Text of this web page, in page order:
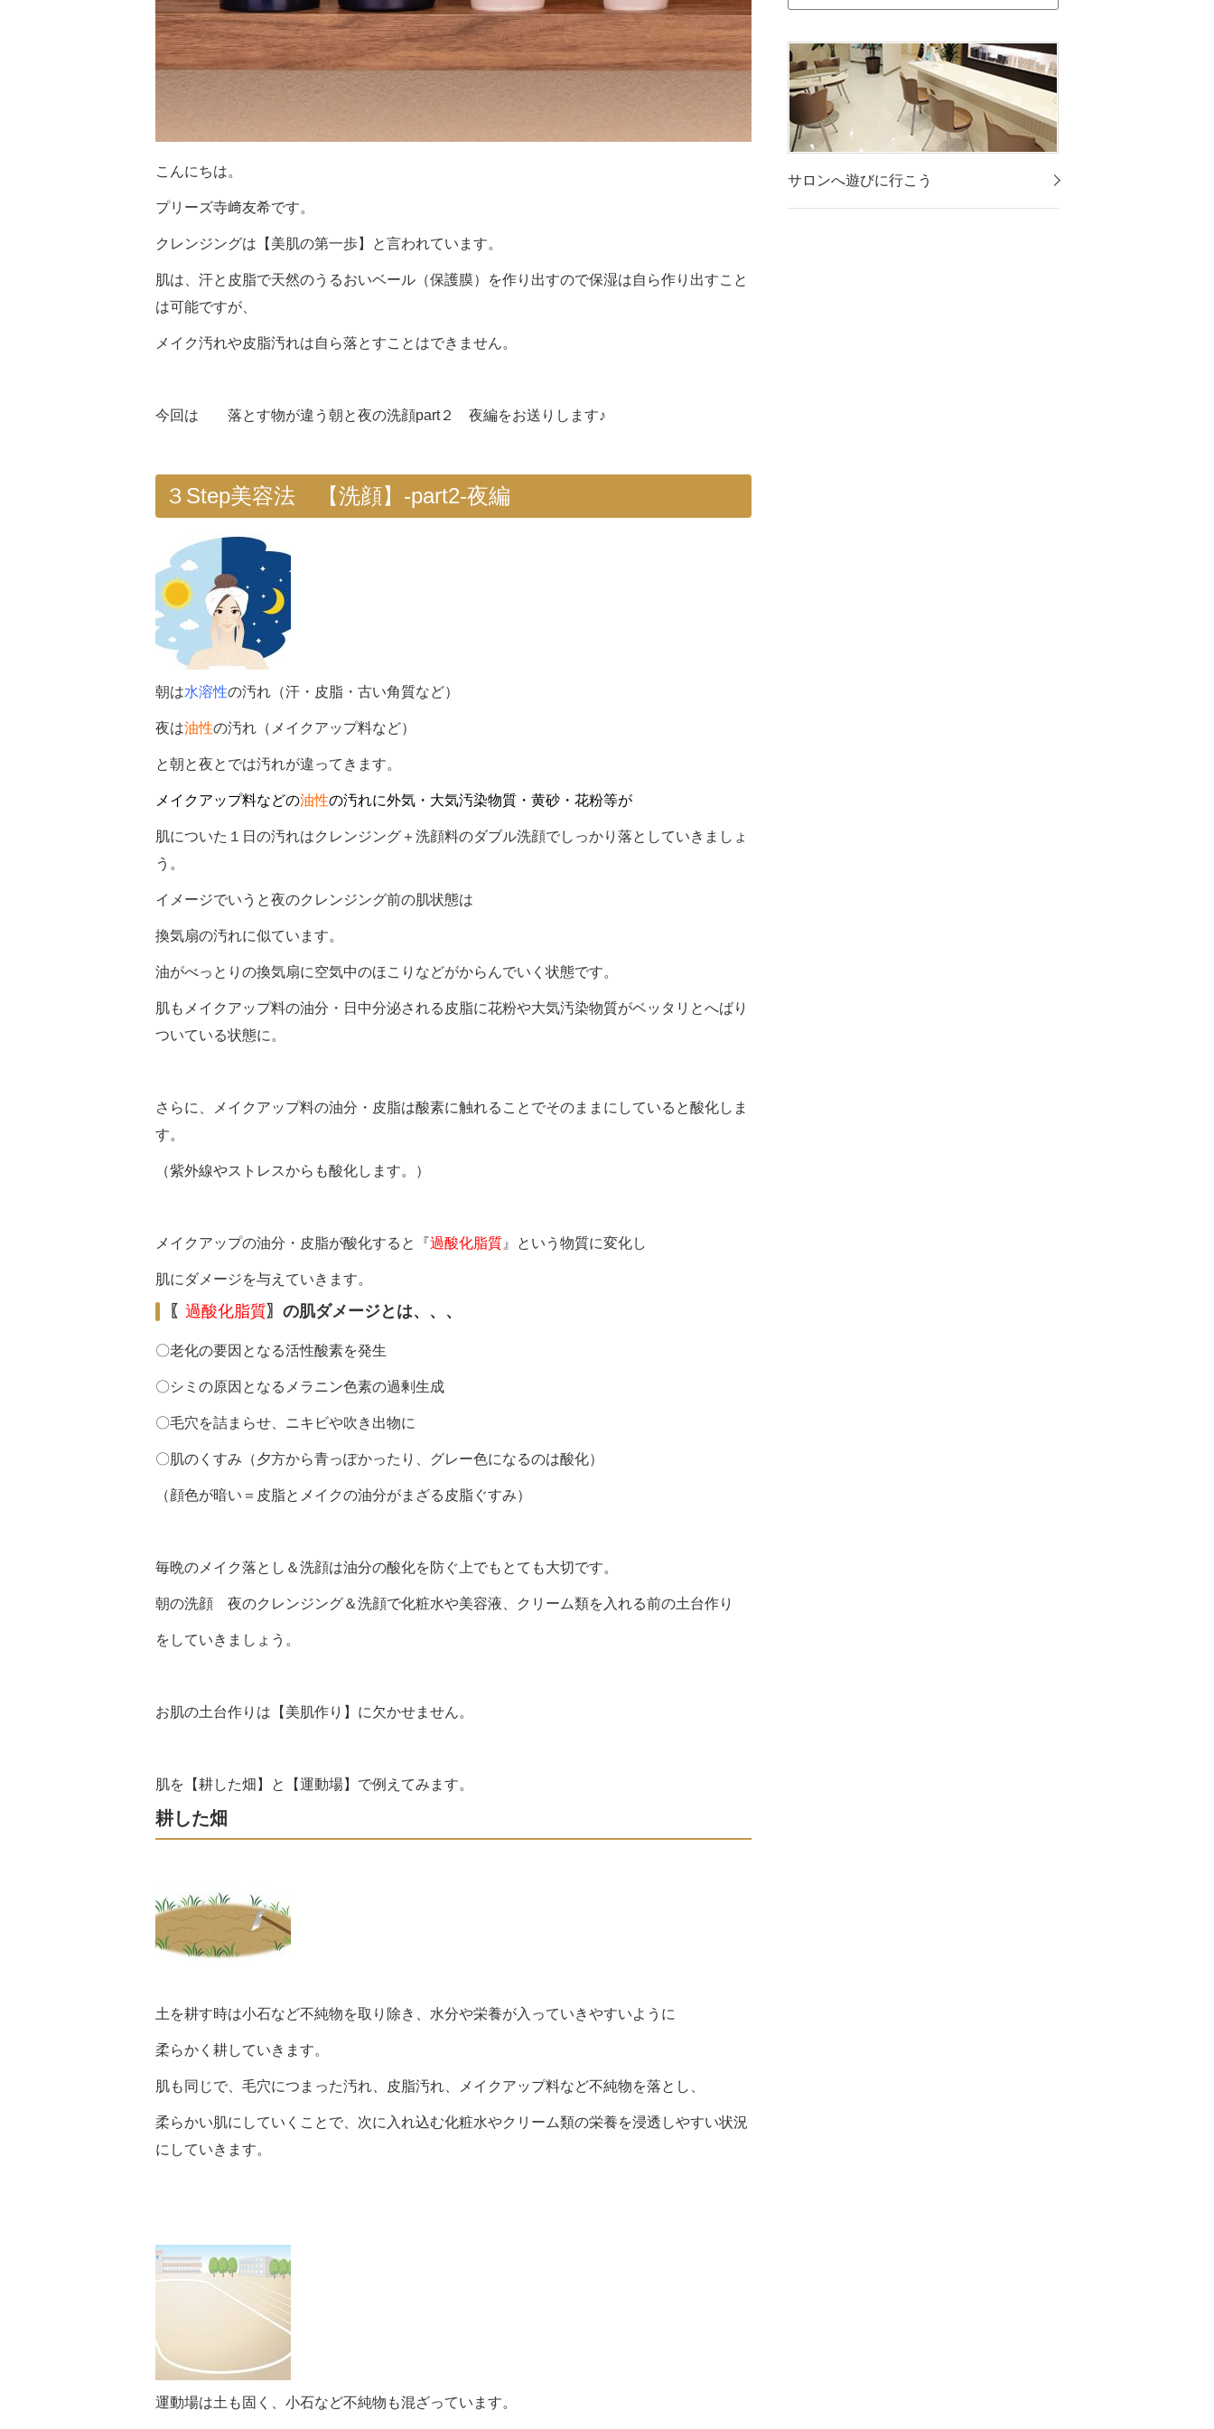
こんにちは。
プリーズ寺﨑友希です。
クレンジングは【美肌の第一歩】と言われています。
肌は、汗と皮脂で天然のうるおいベール（保護膜）を作り出すので保湿は自ら作り出すこと
は可能ですが、
メイク汚れや皮脂汚れは自ら落とすことはできません。
今回は 落とす物が違う朝と夜の洗顔part２ 夜編をお送りします♪
３Step美容法 【洗顔】-part2-夜編
朝は水溶性の汚れ（汗・皮脂・古い角質など）
夜は油性の汚れ（メイクアップ料など）
と朝と夜とでは汚れが違ってきます。
メイクアップ料などの油性の汚れに外気・大気汚染物質・黄砂・花粉等が
肌についた１日の汚れはクレンジング＋洗顔料のダブル洗顔でしっかり落としていきましょ
う。
イメージでいうと夜のクレンジング前の肌状態は
換気扇の汚れに似ています。
油がべっとりの換気扇に空気中のほこりなどがからんでいく状態です。
肌もメイクアップ料の油分・日中分泌される皮脂に花粉や大気汚染物質がベッタリとへばり
ついている状態に。
さらに、メイクアップ料の油分・皮脂は酸素に触れることでそのままにしていると酸化しま
す。
（紫外線やストレスからも酸化します。）
メイクアップの油分・皮脂が酸化すると『過酸化脂質 』という物質に変化し
肌にダメージを与えていきます。
〖 過酸化脂質〗の肌ダメージとは、、、
〇老化の要因となる活性酸素を発生
〇シミの原因となるメラニン色素の過剰生成
〇毛穴を詰まらせ、ニキビや吹き出物に
〇肌のくすみ（夕方から青っぽかったり、グレー色になるのは酸化）
（顔色が暗い＝皮脂とメイクの油分がまざる皮脂ぐすみ）
毎晩のメイク落とし＆洗顔は油分の酸化を防ぐ上でもとても大切です。
朝の洗顔 夜のクレンジング＆洗顔で化粧水や美容液、クリーム類を入れる前の土台作り
をしていきましょう。
お肌の土台作りは【美肌作り】に欠かせません。
肌を【耕した畑】と【運動場】で例えてみます。
耕した畑
土を耕す時は小石など不純物を取り除き、水分や栄養が入っていきやすいように
柔らかく耕していきます。
肌も同じで、毛穴につまった汚れ、皮脂汚れ、メイクアップ料など不純物を落とし、
柔らかい肌にしていくことで、次に入れ込む化粧水やクリーム類の栄養を浸透しやすい状況
にしていきます。
運動場は土も固く、小石など不純物も混ざっています。
サロンへ遊びに行こう